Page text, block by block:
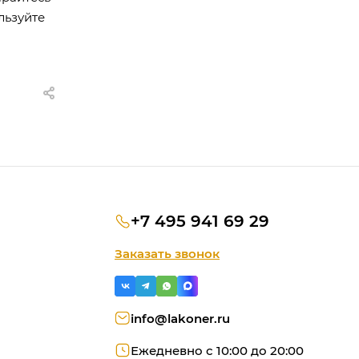
+7 495 941 69 29
Заказать звонок
info@lakoner.ru
Ежедневно с 10:00 до 20:00